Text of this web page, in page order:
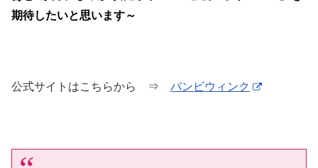
期待したいと思います～
公式サイトはこちらから ⇒ バンビウィンク